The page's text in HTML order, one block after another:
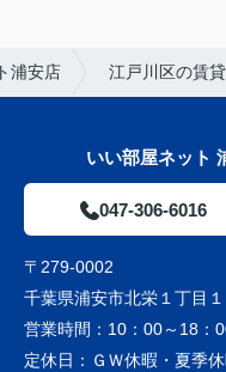
浦安店 江戸川区の賃
いい部屋ネット
047-306-6016
〒279-0002
千葉県浦安市北栄１丁目
営業時間： 10：00～18：
定休日： ＧＷ休暇・夏季